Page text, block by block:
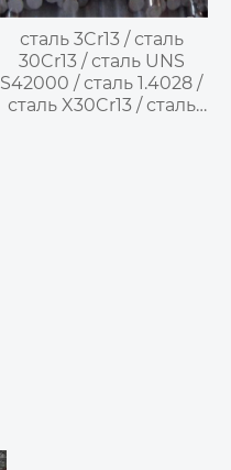
сталь 3Cr13 / сталь
30Cr13 / сталь UNS
S42000 / сталь 1.4028 /
сталь X30Cr13 / сталь